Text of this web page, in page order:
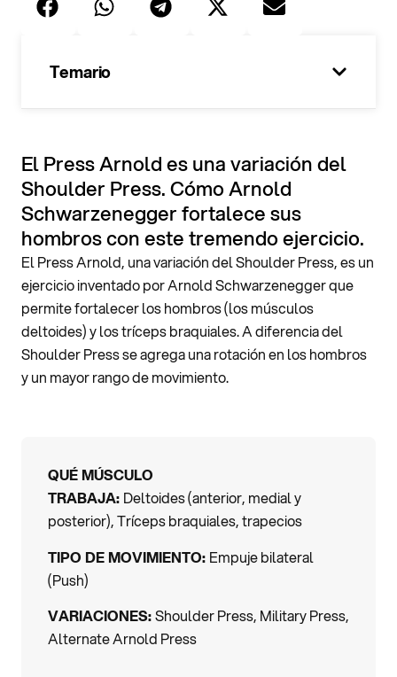
El Press Arnold es una variación del
Shoulder Press. Cómo Arnold
Schwarzenegger fortalece sus
hombros con este tremendo ejercicio.
El Press Arnold, una variación del Shoulder Press, es un
ejercicio inventado por Arnold Schwarzenegger que
permite fortalecer los hombros (los músculos
deltoides) y los tríceps braquiales. A diferencia del
Shoulder Press se agrega una rotación en los hombros
y un mayor rango de movimiento.
QUÉ MÚSCULO
TRABAJA: Deltoides (anterior, medial y
posterior), Tríceps braquiales, trapecios
TIPO DE MOVIMIENTO: Empuje bilateral
(Push)
VARIACIONES:Shoulder Press, Military Press,
Alternate Arnold Press
100%
Temario